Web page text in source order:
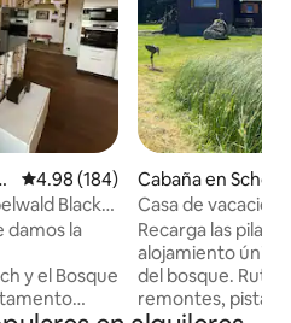
Calificación promedio: 4.98 de
4.98 (184)
Black
damos la
y el Bosque
Cabaña en
warzwald
Casa de
cabaña de
Recarga las pilas
alojamiento único
del bosque.
remontes, pistas